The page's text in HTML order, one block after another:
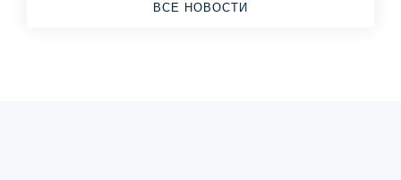
ВСЕ НОВОСТИ